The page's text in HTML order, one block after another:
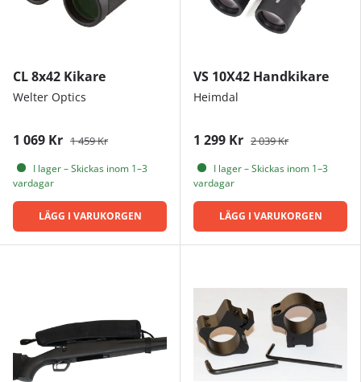
CL 8x42 Kikare
Welter Optics
1 069 Kr 1 459 Kr
I lager – Skickas inom 1–3
vardagar
LÄGG I VARUKORGEN
VS 10X42 Handkikare
Heimdal
1 299 Kr 2 039 Kr
I lager – Skickas inom 1–3
vardagar
LÄGG I VARUKORGEN